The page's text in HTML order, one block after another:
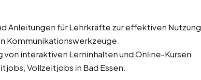
Anleitungen für Lehrkräfte zur effektiven Nutzung
Kommunikationswerkzeuge.
interaktiven Lerninhalten und Online-Kursen
Vollzeitjobs in Bad Essen.